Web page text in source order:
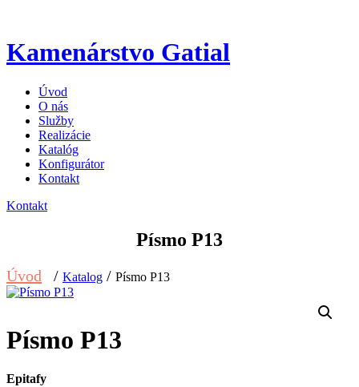
Kamenárstvo Gatial
Úvod
O nás
Služby
Realizácie
Katalóg
Konfigurátor
Kontakt
Kontakt
Písmo P13
Úvod / Katalog / Písmo P13
Písmo P13
Epitafy